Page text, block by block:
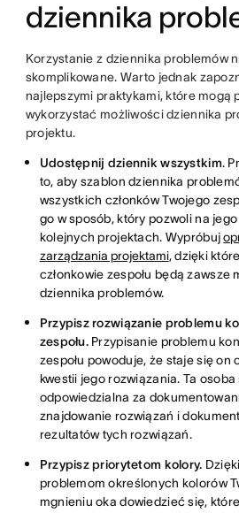
dziennika
Korzystanie z dziennika problemów
skomplikowane. Warto jednak
najlepszymi praktykami, które mogą
wykorzystać możliwości dziennika
projektu.
Udostępnij dziennik wszystkim.
to, aby szablon dziennika
wszystkich członków Twojego
go w sposób, który pozwoli na
kolejnych projektach. Wypróbuj
zarządzania projektami, dzięki
członkowie zespołu będą zawsze
dziennika problemów.
Przypisz rozwiązanie problemu
zespołu.Przypisanie problemu
zespołu powoduje, że staje się on
kwestii jego rozwiązania. Ta
odpowiedzialna za
znajdowanie rozwiązań i
rezultatów tych rozwiązań.
Przypisz priorytetom kolory.
problemom określonych kolorów
mgnieniu oka dowiedzieć się,